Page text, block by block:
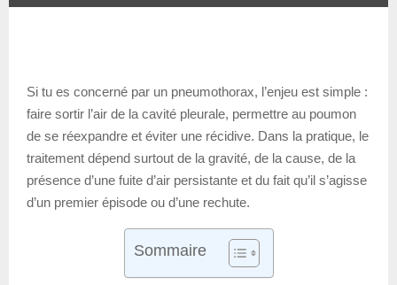
Si tu es concerné par un pneumothorax, l’enjeu est simple :
faire sortir l’air de la cavité pleurale, permettre au poumon
de se réexpandre et éviter une récidive. Dans la pratique, le
traitement dépend surtout de la gravité, de la cause, de la
présence d’une fuite d’air persistante et du fait qu’il s’agisse
d’un premier épisode ou d’une rechute.
Sommaire